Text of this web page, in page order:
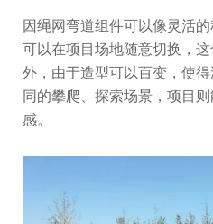
因绳网弯道组件可以像灵活
可以在项目场地随意切换，
外，由于造型可以百变，使
同的攀爬、探索场景，项目
感。